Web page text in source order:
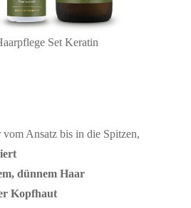
Set Keratin
Ansatz bis in die Spitzen,
dünnem Haar
Kopfhaut